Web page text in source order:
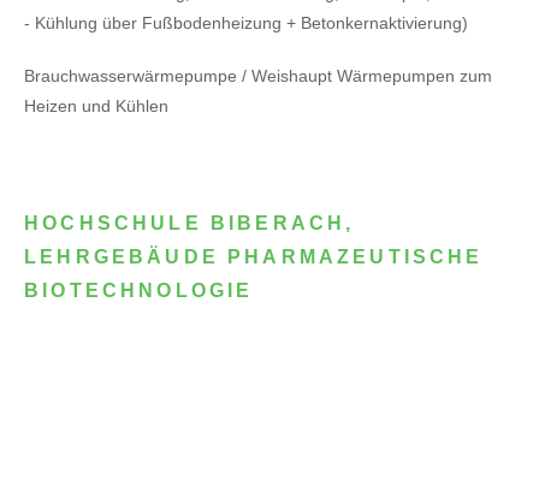
- Kühlung über Fußbodenheizung + Betonkernaktivierung)
Brauchwasserwärmepumpe / Weishaupt Wärmepumpen zum
Heizen und Kühlen
HOCHSCHULE BIBERACH,
LEHRGEBÄUDE PHARMAZEUTISCHE
BIOTECHNOLOGIE